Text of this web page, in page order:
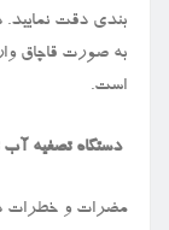
بندی دقت نمایید.
به صورت قاچاق
است.
دستگاه تصفیه آب
مضرات و خطرات